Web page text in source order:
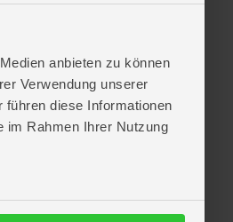
anbieten zu können
Verwendung unserer
diese Informationen
im Rahmen Ihrer Nutzung
32 Kartenpaare sammelt, gewinnt
und die Konzentration